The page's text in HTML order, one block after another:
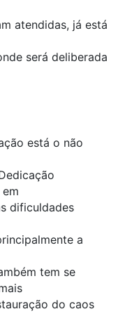
atendidas, já está
será deliberada
está o não
dificuldades
a
tem se
do caos